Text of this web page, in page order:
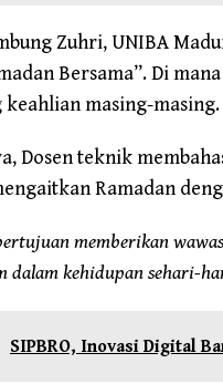
Zuhri, UNIBA
Bersama”. Di
keahlian masing-masing.
Dosen teknik
Ramadan
memberikan
dalam kehidupan sehari-
SIPBRO, Inovasi Digital